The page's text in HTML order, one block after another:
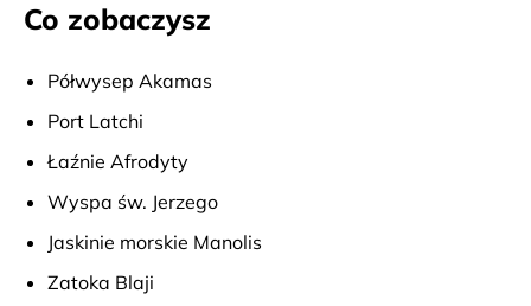
Co zobaczysz
Półwysep Akamas
Port Latchi
Łaźnie Afrodyty
Wyspa św. Jerzego
Jaskinie morskie Manolis
Zatoka Blaji